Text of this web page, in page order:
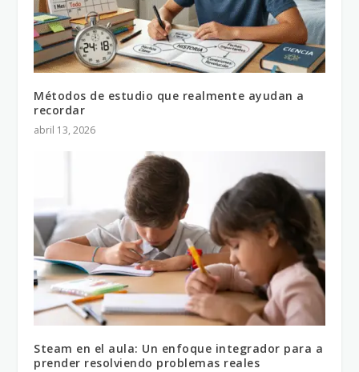
Métodos de estudio que realmente ayudan a
recordar
abril 13, 2026
Steam en el aula: Un enfoque integrador para a
prender resolviendo problemas reales